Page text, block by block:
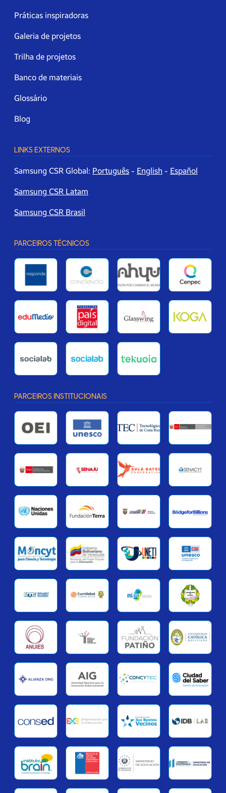
Práticas inspiradoras
Galeria de projetos
Trilha de projetos
Banco de materiais
Glossário
Blog
LINKS EXTERNOS
Samsung CSR Global: Português - English - Español
Samsung CSR Latam
Samsung CSR Brasil
PARCEIROS TÉCNICOS
PARCEIROS INSTITUCIONAIS